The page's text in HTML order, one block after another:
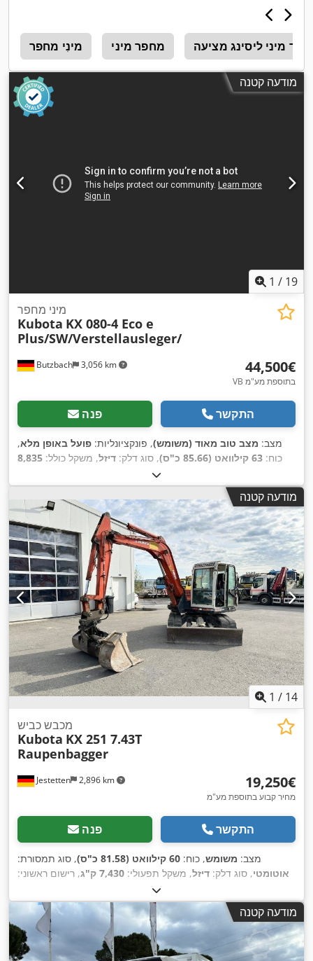
מינִי מחפר מחפר מיני מיני ליסינג מציעה
מודעה קטנה
1 / 19
Butzbach 3,056 km
מיני מחפר
Kubota KX 080-4 Eco e
Plus/SW/Verstellausleger/
‏44,500 ‏€
VB בתוספת מע"מ
פנה התקשר
מצב: מצב טוב מאוד (משומש), פונקציונליות: פועל באופן מלא,
כוח: 63 קילוואט (85.66 כ"ס) , סוג דלק: דיזל, משקל כולל: 8,835
, שנת ייצור:
מודעה קטנה
1 / 14
Jestetten 2,896 km
מכבש כביש
Kubota KX 251 7.43T
Raupenbagger
‏19,250 ‏€
מחיר קבוע בתוספת מע"מ
פנה התקשר
מצב: משומש, כוח: 60 קילוואט (81.58 כ"ס)
, סוג תמסורת:
אוטומטי, סוג דלק: דיזל, משקל תפעולי: 7,430 ק"ג
, רישום ראשוני:
06/2005,
מודעה קטנה